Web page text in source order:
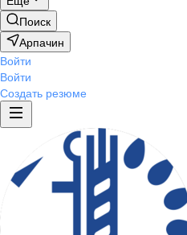
Поиск
Арпачин
Войти
Войти
Создать резюме